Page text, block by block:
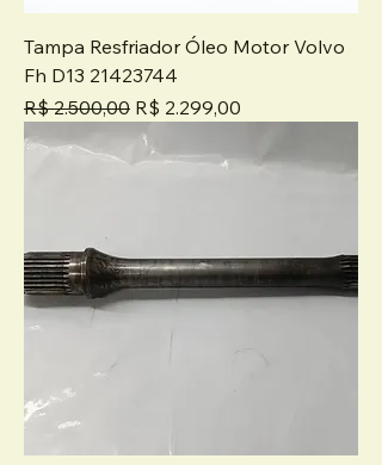
Tampa Resfriador Óleo Motor Volvo
Fh D13 21423744
Preço normal
R$ 2.500,00 Preço promocional
R$ 2.299,00